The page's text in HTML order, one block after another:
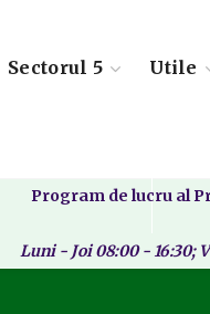
Sectorul 5 Utile
Program de lucru al
Luni - Joi 08:00 - 16:30;